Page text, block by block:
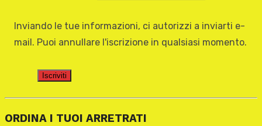
Inviando le tue informazioni, ci autorizzi a inviarti e-
mail. Puoi annullare l'iscrizione in qualsiasi momento.
Iscriviti
ORDINA I TUOI ARRETRATI